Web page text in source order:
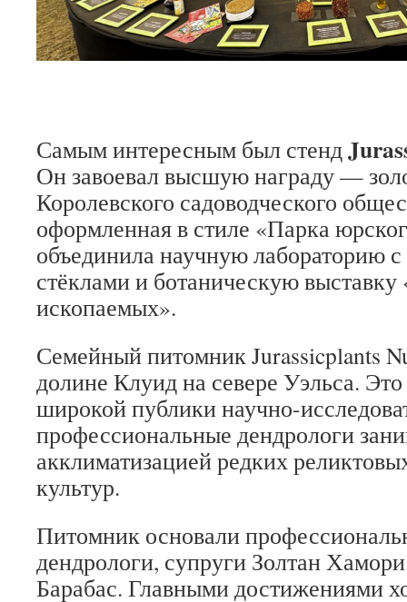
Самым интересным был стенд
Он завоевал высшую награду —
Королевского садоводческого
оформленная в стиле «Парка
объединила научную лабораторию
стёклами и ботаническую
ископаемых».
Семейный питомник Jurassicplants
долине Клуид на севере Уэльса.
широкой публики научно-
профессиональные дендрологи
акклиматизацией редких
культур.
Питомник основали
дендрологи, супруги Золтан
Барабас. Главными достижениями